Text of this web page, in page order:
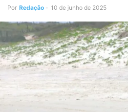
Por Redação - 10 de junho de 2025